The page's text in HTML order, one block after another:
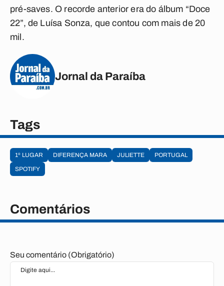
pré-saves. O recorde anterior era do álbum “Doce
22”, de Luísa Sonza, que contou com mais de 20
mil.
Jornal da Paraíba
Tags
1º LUGAR DIFERENÇA MARA JULIETTE
PORTUGAL
SPOTIFY
Comentários
Seu comentário (Obrigatório)